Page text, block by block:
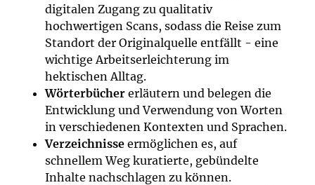
digitalen Zugang zu qualitativ
hochwertigen Scans, sodass die Reise zum
Standort der Originalquelle entfällt - eine
wichtige Arbeitserleichterung im
hektischen Alltag.
Wörterbücher erläutern und belegen die
Entwicklung und Verwendung von Worten
in verschiedenen Kontexten und Sprachen.
Verzeichnisse ermöglichen es, auf
schnellem Weg kuratierte, gebündelte
Inhalte nachschlagen zu können.